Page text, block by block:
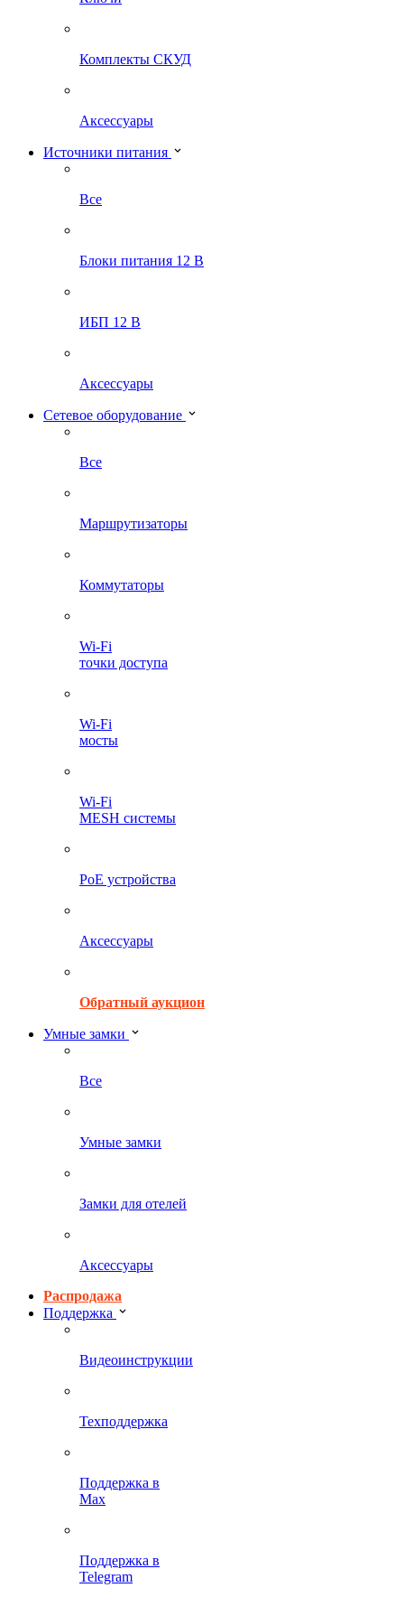
Комплекты СКУД
Аксессуары
Источники питания
Все
Блоки питания 12 В
ИБП 12 В
Аксессуары
Сетевое оборудование
Все
Маршрутизаторы
Коммутаторы
Wi-Fi
точки доступа
Wi-Fi
мосты
Wi-Fi
MESH системы
PoE устройства
Аксессуары
Обратный аукцион
Умные замки
Все
Умные замки
Замки для отелей
Аксессуары
Распродажа
Поддержка
Видеоинструкции
Техподдержка
Поддержка в
Max
Поддержка в
Telegram